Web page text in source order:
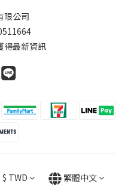
限公司
得最新資訊
$ TWD 繁體中文